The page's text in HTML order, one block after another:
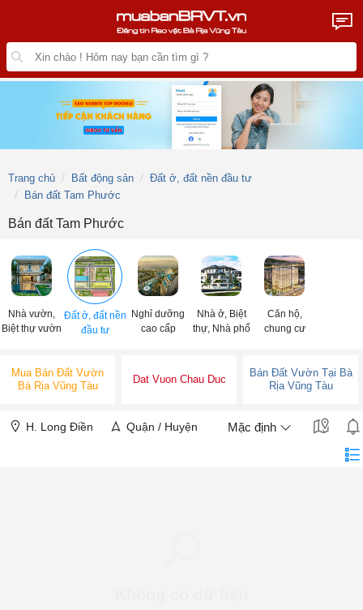
Trang chủ Bất động sản
Đất ở, đất nền đầu tư
Bán đất Tam Phước
Bán đất Tam Phước
Nhà vườn,
Biệt thự vườn
Đất ở, đất nền
đầu tư
Nghỉ dưỡng
cao cấp
Nhà ở, Biệt
thự, Nhà phố
Căn hộ,
chung cư
Mua Bán Đất Vườn
Bà Rịa Vũng Tàu
Dat Vuon Chau Duc
Bán Đất Vườn Tại Bà
Rịa Vũng Tàu
H. Long Điền Quận / Huyện Mặc định